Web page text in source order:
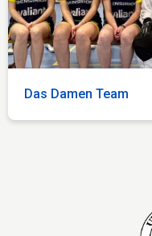
Das Damen Team